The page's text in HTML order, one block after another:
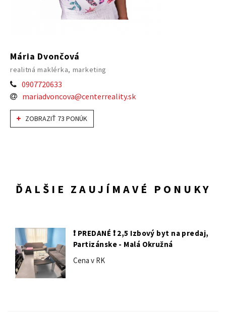
Mária Dvončová
realitná maklérka, marketing
0907720633
mariadvoncova@centerreality.sk
ZOBRAZIŤ 73 PONÚK
ĎALŠIE ZAUJÍMAVÉ PONUKY
❗️ PREDANÉ ❗️ 2,5 Izbový byt na predaj,
Partizánske - Malá Okružná
Cena v RK